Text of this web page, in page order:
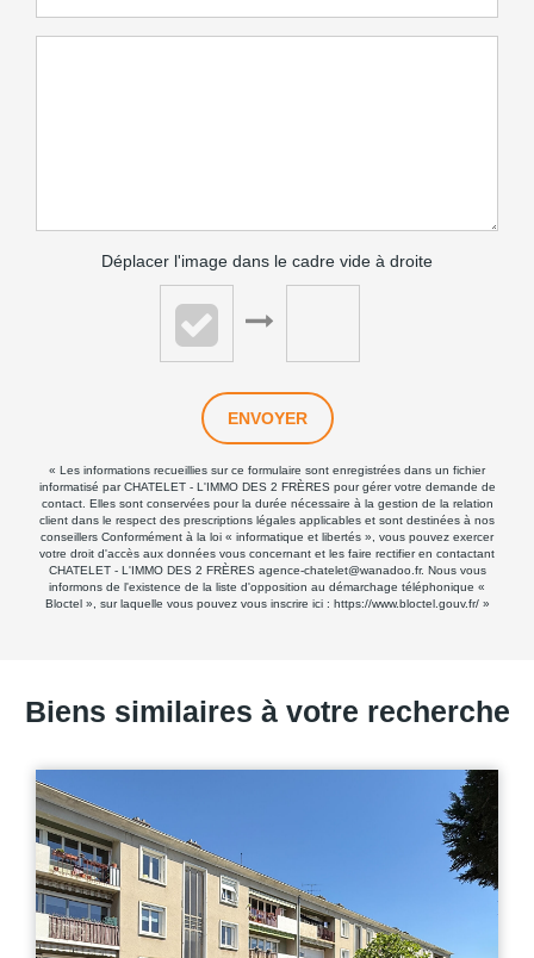
Déplacer l'image dans le cadre vide à droite
ENVOYER
« Les informations recueillies sur ce formulaire sont enregistrées dans un fichier
informatisé par CHATELET - L'IMMO DES 2 FRÈRES pour gérer votre demande de
contact. Elles sont conservées pour la durée nécessaire à la gestion de la relation
client dans le respect des prescriptions légales applicables et sont destinées à nos
conseillers Conformément à la loi « informatique et libertés », vous pouvez exercer
votre droit d'accès aux données vous concernant et les faire rectifier en contactant
CHATELET - L'IMMO DES 2 FRÈRES agence-chatelet@wanadoo.fr. Nous vous
informons de l'existence de la liste d'opposition au démarchage téléphonique «
Bloctel », sur laquelle vous pouvez vous inscrire ici : https://www.bloctel.gouv.fr/»
Biens similaires à votre recherche